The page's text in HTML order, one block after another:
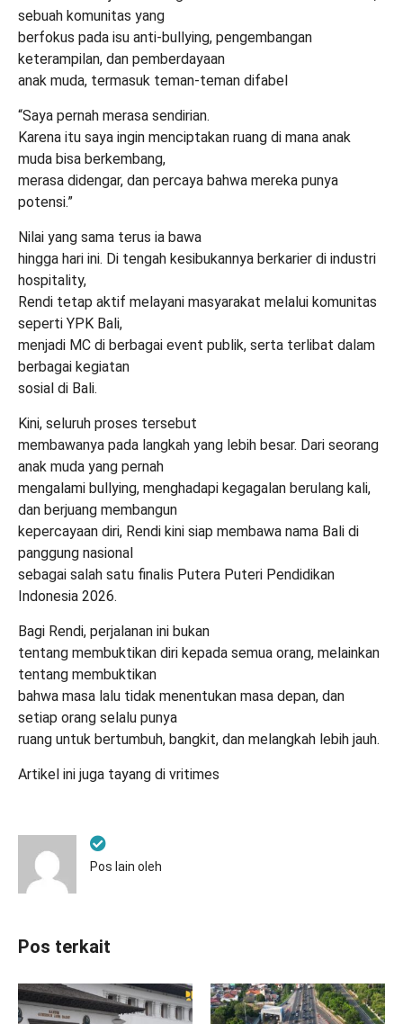
sebuah komunitas yang
berfokus pada isu anti-bullying, pengembangan
keterampilan, dan pemberdayaan
anak muda, termasuk teman-teman difabel
“Saya pernah merasa sendirian.
Karena itu saya ingin menciptakan ruang di mana anak
muda bisa berkembang,
merasa didengar, dan percaya bahwa mereka punya
potensi.”
Nilai yang sama terus ia bawa
hingga hari ini. Di tengah kesibukannya berkarier di industri
hospitality,
Rendi tetap aktif melayani masyarakat melalui komunitas
seperti YPK Bali,
menjadi MC di berbagai event publik, serta terlibat dalam
berbagai kegiatan
sosial di Bali.
Kini, seluruh proses tersebut
membawanya pada langkah yang lebih besar. Dari seorang
anak muda yang pernah
mengalami bullying, menghadapi kegagalan berulang kali,
dan berjuang membangun
kepercayaan diri, Rendi kini siap membawa nama Bali di
panggung nasional
sebagai salah satu finalis Putera Puteri Pendidikan
Indonesia 2026.
Bagi Rendi, perjalanan ini bukan
tentang membuktikan diri kepada semua orang, melainkan
tentang membuktikan
bahwa masa lalu tidak menentukan masa depan, dan
setiap orang selalu punya
ruang untuk bertumbuh, bangkit, dan melangkah lebih jauh.
Artikel ini juga tayang di vritimes
Pos lain oleh
Pos terkait